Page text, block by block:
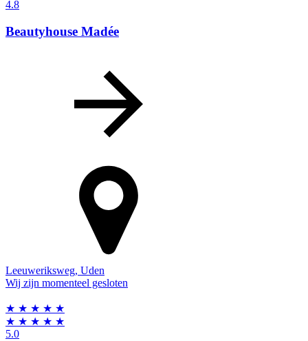
4.8
Beautyhouse Madée
Leeuweriksweg, Uden
Wij zijn momenteel gesloten
★ ★ ★ ★ ★
★ ★ ★ ★ ★
5.0